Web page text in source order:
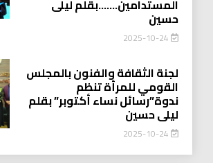
المستدامين…….بقلم ليلى
حسين
2025-10-24
لجنة الثقافة والفنون بالمجلس
القومي للمرأة تنظم
ندوة”رسائل نساء أكتوبر” بقلم
ليلى حسين
2025-10-24